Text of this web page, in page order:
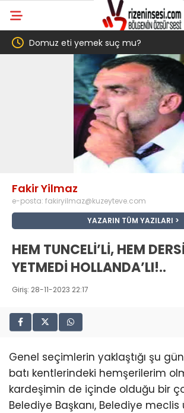
Domuz eti yemek suç mu?
Fakir Yilmaz
e-posta: fakiryilmaz@kuzeyteve.com
YAZARIN TÜM YAZILARI
HEM TUNCELİ’Lİ, HEM
YETMEDİ HOLLANDA’LI!..
Giriş: 28-11-2023 22:17
Genel seçimlerin yaklaştığı şu
batı kentlerindeki hemşerilerim
kardeşimin de içinde olduğu bir
Belediye Başkanı, Belediye meclis